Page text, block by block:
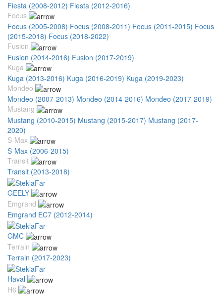
Fiesta (2008-2012) Fiesta (2012-2016)
Focus
Focus (2005-2008) Focus (2008-2011) Focus (2011-2015) Focus
(2015-2018) Focus (2018-2022)
Fusion
Fusion (2014-2016) Fusion (2017-2019)
Kuga
Kuga (2013-2016) Kuga (2016-2019) Kuga (2019-2023)
Mondeo
Mondeo (2007-2013) Mondeo (2014-2016) Mondeo (2017-2019)
Mustang
Mustang (2010-2015) Mustang (2015-2017) Mustang (2017-
2020)
S-Max
S-Max (2006-2015)
Transit
Transit (2013-2018)
GEELY
Emgrand
Emgrand EC7 (2012-2014)
GMC
Terrain
Terrain (2017-2023)
Haval
H6